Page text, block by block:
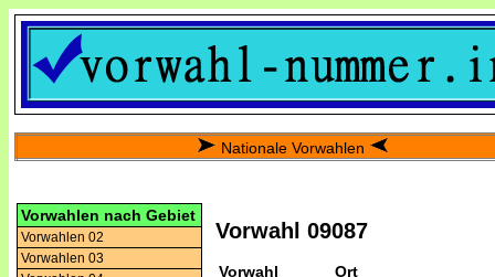
Nationale Vorwahlen
Vorwahlen nach Gebiet
Vorwahlen 02
Vorwahlen 03
Vorwahl 09087
Vorwahl
Ort